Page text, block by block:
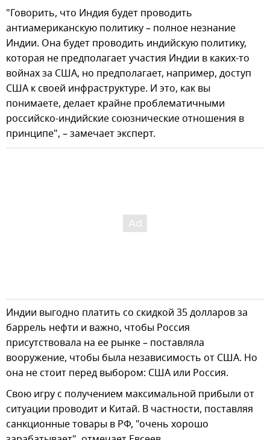
"Говорить, что Индия будет проводить
антиамериканскую политику – полное незнание
Индии. Она будет проводить индийскую политику,
которая не предполагает участия Индии в каких-то
войнах за США, но предполагает, например, доступ
США к своей инфраструктуре. И это, как вы
понимаете, делает крайне проблематичными
российско-индийские союзнические отношения в
принципе", – замечает эксперт.
Индии выгодно платить со скидкой 35 долларов за
баррель нефти и важно, чтобы Россия
присутствовала на ее рынке – поставляла
вооружение, чтобы была независимость от США. Но
она не стоит перед выбором: США или Россия.
Свою игру с получением максимальной прибыли от
ситуации проводит и Китай. В частности, поставляя
санкционные товары в РФ, "очень хорошо